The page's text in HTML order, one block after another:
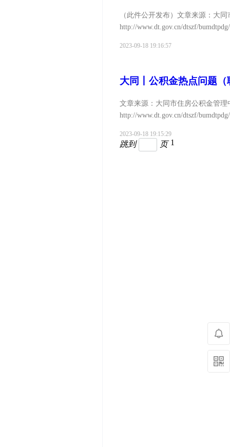
（此件公开发布）文章来源：大
http://www.dt.gov.cn/dtszf/
2023-09-18 19:16:57
大同丨公积金热点问题
文章来源：大同市住房公积金管理
http://www.dt.gov.cn/dtszf/
2023-09-18 19:15:29
1
跳到 页